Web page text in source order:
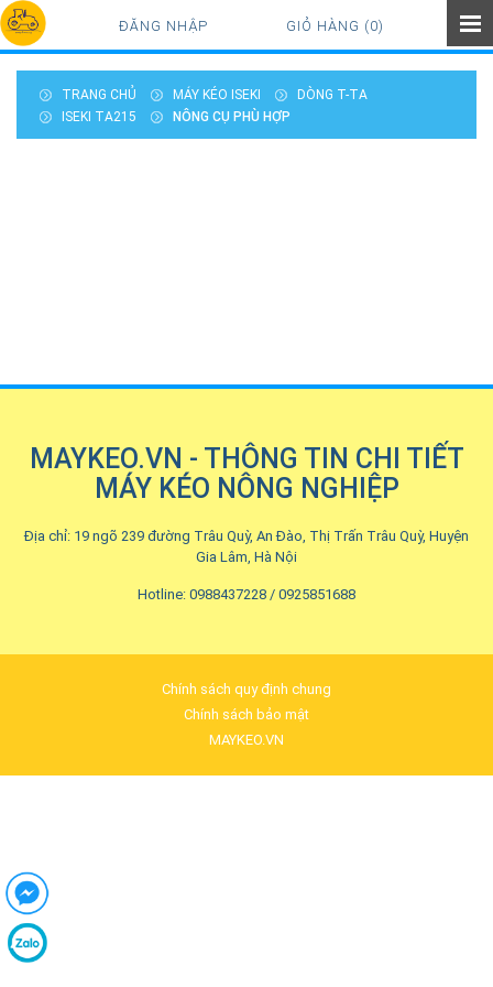
GIỎ HÀNG (0)
ĐĂNG NHẬP
TRANG CHỦ MÁY KÉO ISEKI
DÒNG T-TA
ISEKI TA215
NÔNG CỤ PHÙ HỢP
MAYKEO.VN - THÔNG TIN CHI TIẾT
MÁY KÉO NÔNG NGHIỆP
Địa chỉ: 19 ngõ 239 đường Trâu Quỳ, An Đào, Thị Trấn Trâu Quỳ, Huyện
Gia Lâm, Hà Nội
Hotline: 0988437228 / 0925851688
Chính sách quy định chung
Chính sách bảo mật
MAYKEO.VN